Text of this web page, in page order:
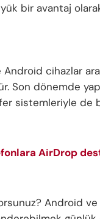
bir avantaj
cihazlar
Son dönemde
sistemleriyle de
AirDrop
Android ve